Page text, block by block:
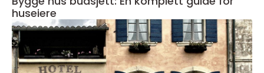
huseiere